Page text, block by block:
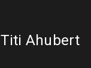
Titi Ahubert